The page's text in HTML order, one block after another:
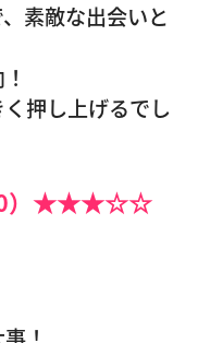
素敵な出会いと
押し上げるでし
20）★★★☆☆